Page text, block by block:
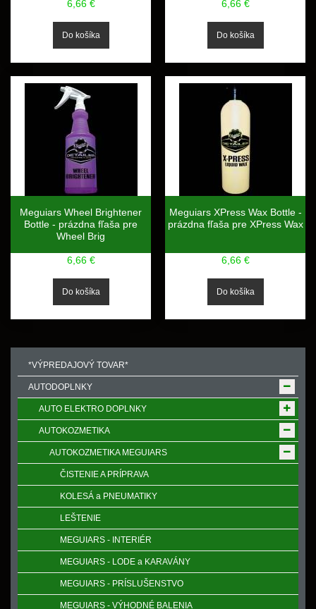
6,66 € 6,66 €
Meguiars Wheel Brightener
Bottle - prázdna fľaša pre
Wheel Brig
6,66 €
Meguiars XPress Wax Bottle -
prázdna fľaša pre XPress Wax
6,66 €
*VÝPREDAJOVÝ TOVAR*
AUTODOPLNKY
AUTO ELEKTRO DOPLNKY
AUTOKOZMETIKA
AUTOKOZMETIKA MEGUIARS
ČISTENIE A PRÍPRAVA
KOLESÁ a PNEUMATIKY
LEŠTENIE
MEGUIARS - INTERIÉR
MEGUIARS - LODE a KARAVÁNY
MEGUIARS - PRÍSLUŠENSTVO
MEGUIARS - VÝHODNÉ BALENIA